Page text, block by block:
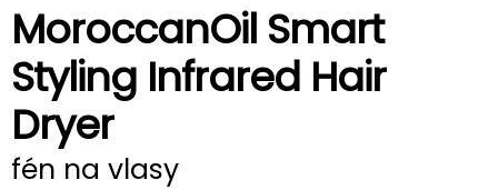
MoroccanOil Smart
Styling Infrared Hair
Dryer
fén na vlasy